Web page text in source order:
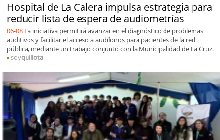
Hospital de La Calera impulsa estrategia para
reducir lista de espera de audiometrías
06-08 La iniciativa permitirá avanzar en el diagnóstico de problemas
auditivos y facilitar el acceso a audífonos para pacientes de la red
pública, mediante un trabajo conjunto con la Municipalidad de La Cruz.
soyquillota